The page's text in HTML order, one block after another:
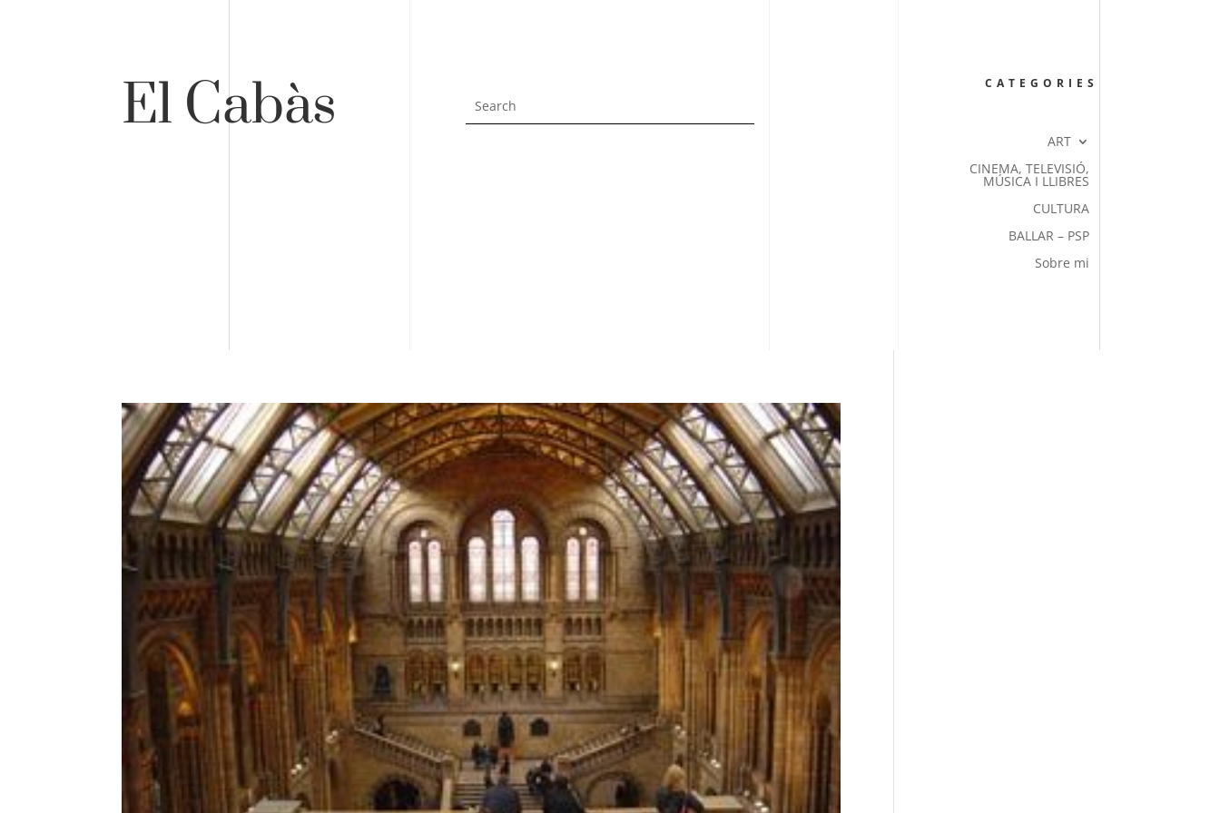
El Cabàs CATEGORIES
ART
CINEMA, TELEVISIÓ,
MÚSICA I LLIBRES
CULTURA
BALLAR – PSP
Sobre mi